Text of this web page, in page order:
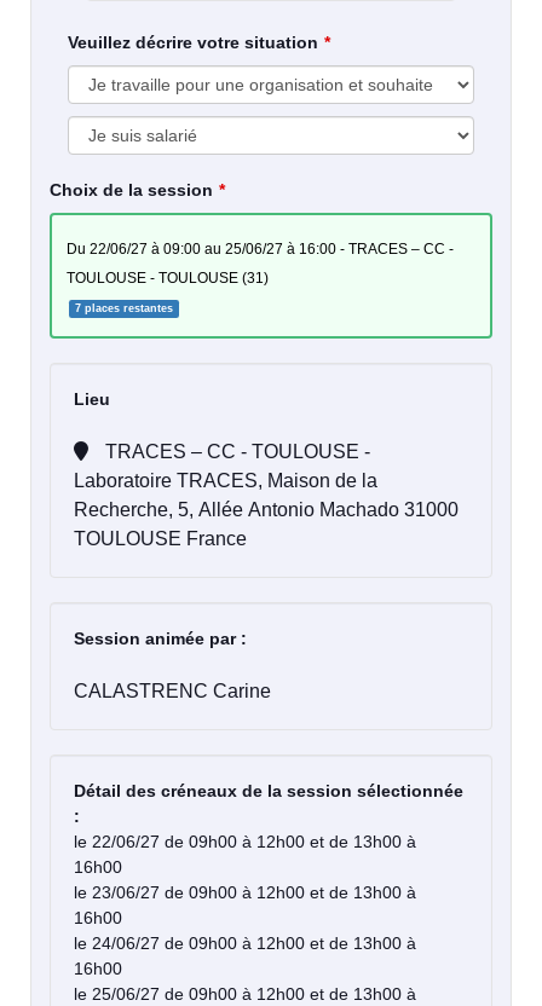
Veuillez décrire votre situation
Choix de la session
du 22/06/27 à 09:00 au 25/06/27 à 16:00 - TRACES – CC -
TOULOUSE - TOULOUSE (31)
7 places restantes
Lieu
Laboratoire TRACES, Maison de la
Recherche, 5, Allée Antonio Machado 31000
TOULOUSE France
Session animée par :
CALASTRENC Carine
Détail des créneaux de la session sélectionnée
:
le 22/06/27 de 09h00 à 12h00 et de 13h00 à
16h00
le 23/06/27 de 09h00 à 12h00 et de 13h00 à
16h00
le 24/06/27 de 09h00 à 12h00 et de 13h00 à
16h00
le 25/06/27 de 09h00 à 12h00 et de 13h00 à